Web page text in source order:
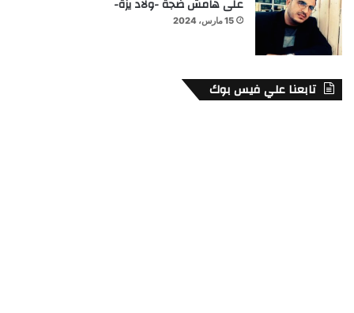
على هامش ضجة -ولاد يزة-
15 مارس، 2024
تابعنا علي فيس بوك